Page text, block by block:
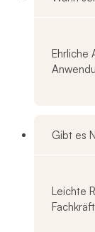
Ehrliche
Gibt es
Leichte